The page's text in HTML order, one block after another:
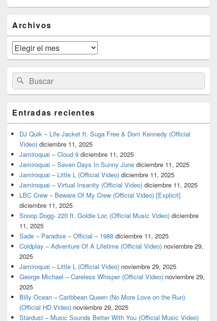
área
de
widget
barra
lateral
primaria
Archivos
Archivos
Buscar
por:
Buscar
Entradas recientes
DJ Quik – Life Jacket ft. Suga Free & Dom Kennedy (Official
Video) diciembre 11, 2025
Jamiroquai – Cloud 9 diciembre 11, 2025
Jamiroquai – Seven Days In Sunny June diciembre 11, 2025
Jamiroquai – Little L (Official Video) diciembre 11, 2025
Jamiroquai – Virtual Insanity (Official Video) diciembre 11, 2025
LBC Crew – Beware Of My Crew (Official Video) [Explicit]
diciembre 11, 2025
Snoop Dogg- 220 ft. Goldie Loc (Official Music Video) diciembre
11, 2025
Sade – Paradise – Official – 1988 diciembre 11, 2025
Coldplay – Adventure Of A Lifetime (Official Video) noviembre 29,
2025
Jamiroquai – Little L (Official Video) noviembre 29, 2025
George Michael – Careless Whisper (Official Video) noviembre 29,
2025
Billy Ocean – Caribbean Queen (No More Love on the Run)
(Official HD Video) noviembre 29, 2025
Stardust – Music Sounds Better With You (Official Music Video)